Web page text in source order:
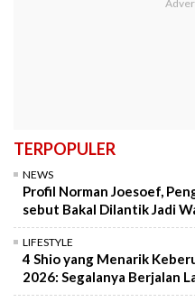
TERPOPULER
NEWS
Profil Norman Joesoef,
sebut Bakal Dilantik Jadi
LIFESTYLE
4 Shio yang Menarik
2026: Segalanya Berjalan